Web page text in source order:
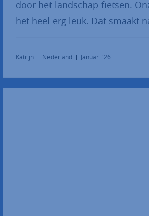
door het landschap fietsen.
het heel erg leuk. Dat smaakt
Katrijn Nederland Januari '26